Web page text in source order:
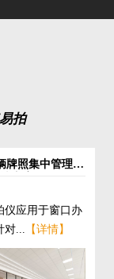
拍
牌照集中管理解
仪应用于窗口办
对... 【详情】